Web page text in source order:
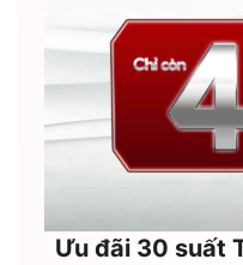
Ưu đãi 30 suất